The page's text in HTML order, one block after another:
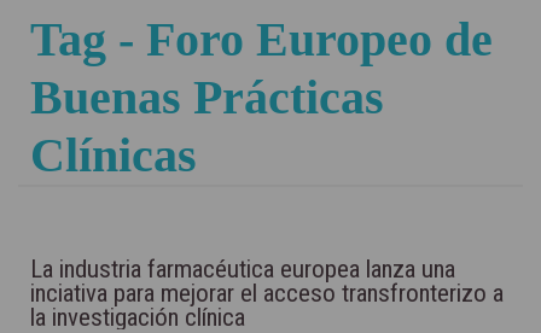
Tag - Foro Europeo de
Buenas Prácticas
Clínicas
La industria farmacéutica europea lanza una
inciativa para mejorar el acceso transfronterizo a
la investigación clínica